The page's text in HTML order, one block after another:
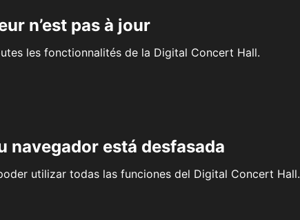
n’est pas à jour
les fonctionnalités de la Digital Concert Hall.
navegador está desfasada
utilizar todas las funciones del Digital Concert Hall.